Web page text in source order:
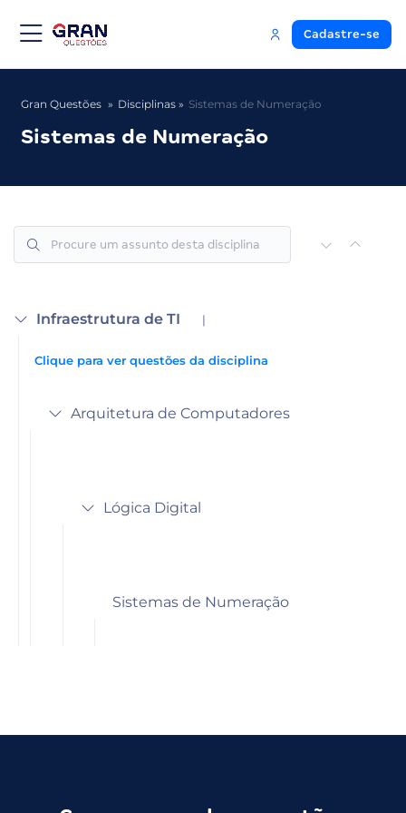
Cadastre-se
Gran Questões Disciplinas Sistemas de Numeração
Sistemas de Numeração
Infraestrutura de TI |
Clique para ver questões da disciplina
Arquitetura de Computadores
Lógica Digital
Sistemas de Numeração